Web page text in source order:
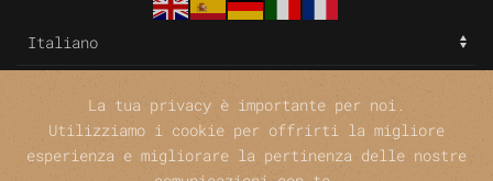
©
La tua privacy è importante per noi.
Utilizziamo i cookie per offrirti la migliore
esperienza e migliorare la pertinenza delle nostre